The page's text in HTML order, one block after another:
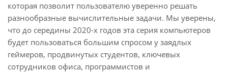
которая позволит пользователю уверенно решать
разнообразные вычислительные задачи. Мы уверены,
что до середины 2020-х годов эта серия компьютеров
будет пользоваться большим спросом у заядлых
геймеров, продвинутых студентов, ключевых
сотрудников офиса, программистов и